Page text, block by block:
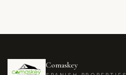
Comaskey